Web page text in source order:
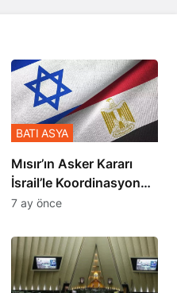
Mısır’ın Asker Kararı
İsrail’le Koordinasyon
İçinde Gerçekleşmiş
BATI ASYA
7 ay önce